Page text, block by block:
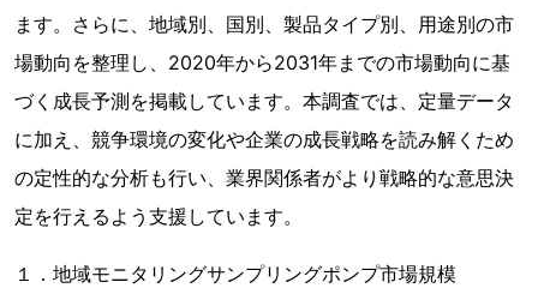
ます。さらに、地域別、国別、製品タイプ別、用途別の市
場動向を整理し、2020年から2031年までの市場動向に基
づく成長予測を掲載しています。本調査では、定量データ
に加え、競争環境の変化や企業の成長戦略を読み解くため
の定性的な分析も行い、業界関係者がより戦略的な意思決
定を行えるよう支援しています。
１．地域モニタリングサンプリングポンプ市場規模